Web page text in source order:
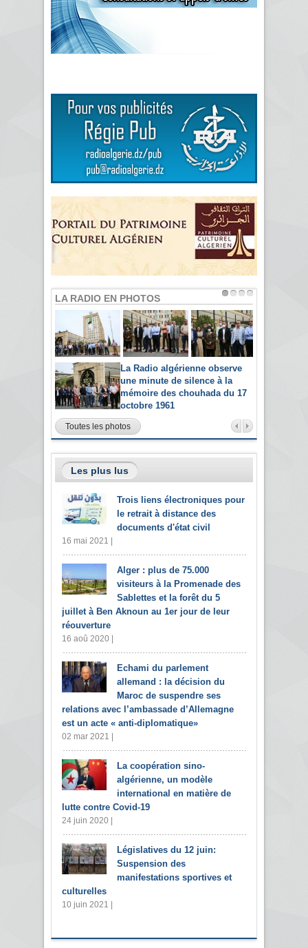
LA RADIO EN PHOTOS
La Radio algérienne observe
une minute de silence à la
mémoire des chouhada du 17
octobre 1961
Toutes les photos
Les plus lus
Trois liens électroniques pour
le retrait à distance des
documents d'état civil
16 mai 2021 |
Alger : plus de 75.000
visiteurs à la Promenade des
Sablettes et la forêt du 5
juillet à Ben Aknoun au 1er jour de leur
réouverture
16 aoû 2020 |
Echami du parlement
allemand : la décision du
Maroc de suspendre ses
relations avec l’ambassade d’Allemagne
est un acte « anti-diplomatique»
02 mar 2021 |
La coopération sino-
algérienne, un modèle
international en matière de
lutte contre Covid-19
24 juin 2020 |
Législatives du 12 juin:
Suspension des
manifestations sportives et
culturelles
10 juin 2021 |